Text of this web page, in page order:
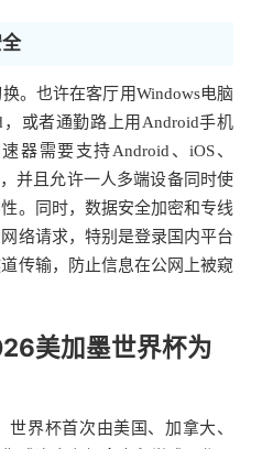
。也许在客厅用Windows电脑
或者通勤路上用Android手机
器需要支持Android、iOS、
并且允许一人多端设备同时使
。同时，数据安全加密和专线
络请求，特别是登录国内平台
传输，防止信息在公网上被窥
美加墨世界杯为
世界杯首次由美国、加拿大、